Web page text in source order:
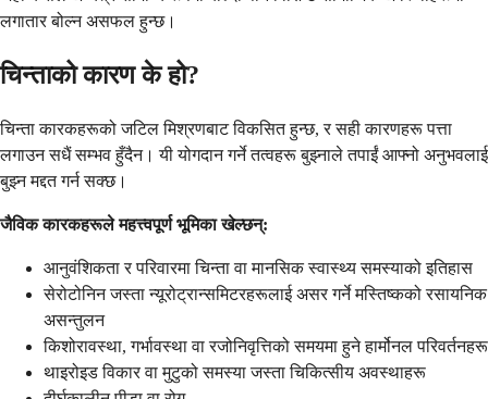
लगातार बोल्न असफल हुन्छ।
चिन्ताको कारण के हो?
चिन्ता कारकहरूको जटिल मिश्रणबाट विकसित हुन्छ, र सही कारणहरू पत्ता
लगाउन सधैं सम्भव हुँदैन। यी योगदान गर्ने तत्वहरू बुझ्नाले तपाईं आफ्नो अनुभवलाई
बुझ्न मद्दत गर्न सक्छ।
जैविक कारकहरूले महत्त्वपूर्ण भूमिका खेल्छन्:
आनुवंशिकता र परिवारमा चिन्ता वा मानसिक स्वास्थ्य समस्याको इतिहास
सेरोटोनिन जस्ता न्यूरोट्रान्समिटरहरूलाई असर गर्ने मस्तिष्कको रसायनिक
असन्तुलन
किशोरावस्था, गर्भावस्था वा रजोनिवृत्तिको समयमा हुने हार्मोनल परिवर्तनहरू
थाइरोइड विकार वा मुटुको समस्या जस्ता चिकित्सीय अवस्थाहरू